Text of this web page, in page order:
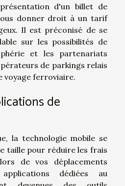
d'un billet de
donner droit à un tarif
Il est préconisé de se
sur les possibilités de
et les partenariats
de parkings relais
voyage ferroviaire.
de
la technologie mobile se
taille pour réduire les frais
de vos déplacements
dédiées au